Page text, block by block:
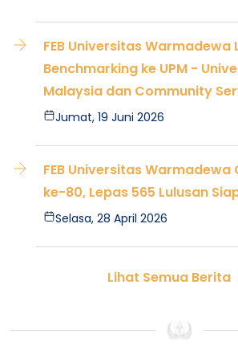
FEB Universitas Warmadewa
Benchmarking ke UPM -
Malaysia dan Community
Jumat, 19 Juni 2026
FEB Universitas Warmadewa
ke-80, Lepas 565 Lulusan
Selasa, 28 April 2026
Lihat Semua Berita